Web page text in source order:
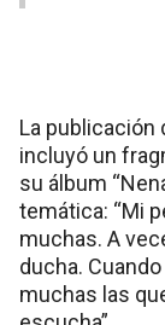
La publicación
incluyó un
su álbum
temática: “Mi
muchas. A
ducha.
muchas las